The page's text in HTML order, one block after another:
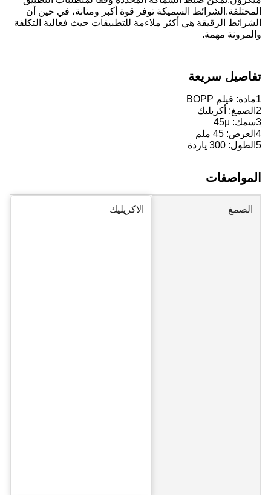
المختلفة. الشرائط السميكة توفر قوة أكبر ومتانة، في حين أن
الشرائط الرقيقة هي أكثر ملاءمة للتطبيقات حيث فعالية التكلفة
والمرونة مهمة.
تفاصيل سريعة
1مادة: فيلم BOPP
2الصمغ: أكريليك
3سمك: 45
μ
4العرض: 45 ملم
5الطول: 300 ياردة
المواصفات
الصمغ الاكريليك